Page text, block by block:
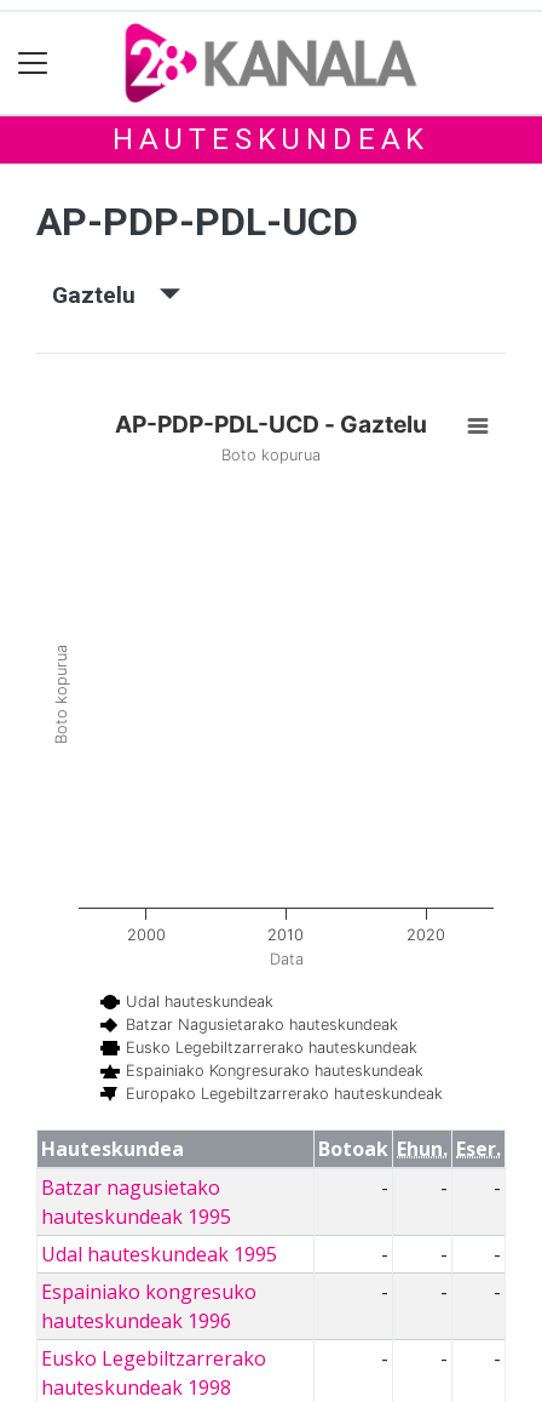
HAUTESKUNDEAK
AP-PDP-PDL-UCD
Gaztelu
Data
Boto kopurua
AP-PDP-PDL-UCD - Gaztelu
Boto kopurua
Udal hauteskundeak
Batzar Nagusietarako hauteskundeak
Eusko Legebiltzarrerako hauteskundeak
Espainiako Kongresurako hauteskundeak
Europako Legebiltzarrerako hauteskundeak
2000 2010 2020
Hauteskundea Botoak Ehun. Eser.
Batzar nagusietako
hauteskundeak 1995
- - -
Udal hauteskundeak 1995 - -
-
Espainiako kongresuko
hauteskundeak 1996
- - -
Eusko Legebiltzarrerako
hauteskundeak 1998
- - -